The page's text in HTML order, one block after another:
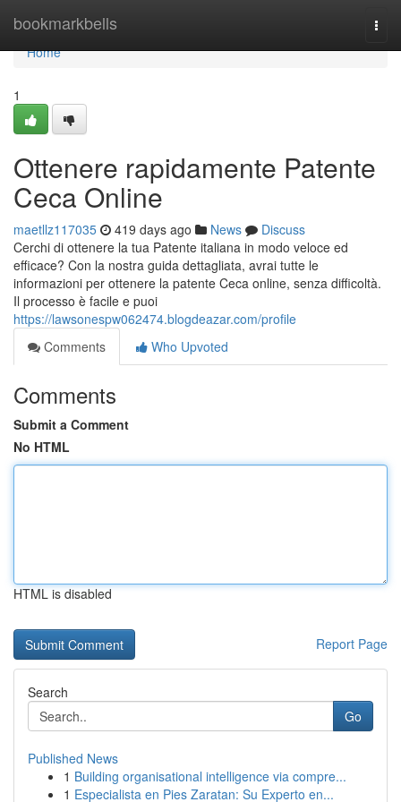
bookmarkbells
Home
Home
1
Ottenere rapidamente Patente
Ceca Online
maetllz117035 419 days ago News
Discuss
Cerchi di ottenere la tua Patente italiana in modo veloce ed
efficace? Con la nostra guida dettagliata, avrai tutte le
informazioni per ottenere la patente Ceca online, senza difficoltà.
Il processo è facile e puoi
https://lawsonespw062474.blogdeazar.com/profile
Comments
Who Upvoted
Comments
Submit a Comment
No HTML
HTML is disabled
Report Page
Search
Go
Published News
1 Building organisational intelligence via compre...
1 Especialista en Pies Zaratan: Su Experto en...